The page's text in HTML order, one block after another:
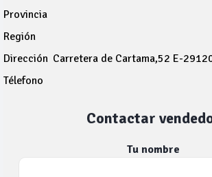
Provincia
Región
Dirección Carretera de Cartama,52 E-
Télefono
Contactar
Tu nombre